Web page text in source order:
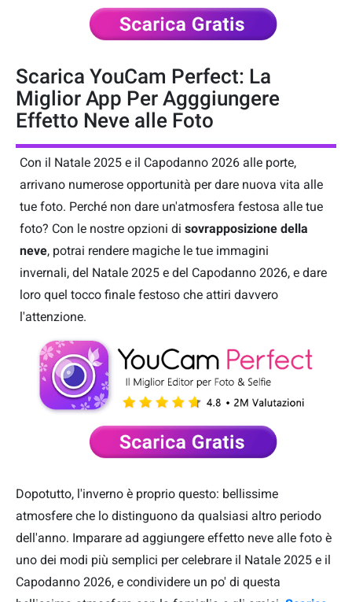
Scarica YouCam Perfect: La
Miglior App Per Agggiungere
Effetto Neve alle Foto
Con il Natale 2025 e il Capodanno 2026 alle porte,
arrivano numerose opportunità per dare nuova vita alle
tue foto. Perché non dare un'atmosfera festosa alle tue
foto? Con le nostre opzioni di sovrapposizione della
neve, potrai rendere magiche le tue immagini
invernali, del Natale 2025 e del Capodanno 2026, e dare
loro quel tocco finale festoso che attiri davvero
l'attenzione.
Dopotutto, l'inverno è proprio questo: bellissime
atmosfere che lo distinguono da qualsiasi altro periodo
dell'anno. Imparare ad aggiungere effetto neve alle foto è
uno dei modi più semplici per celebrare il Natale 2025 e il
Capodanno 2026, e condividere un po' di questa